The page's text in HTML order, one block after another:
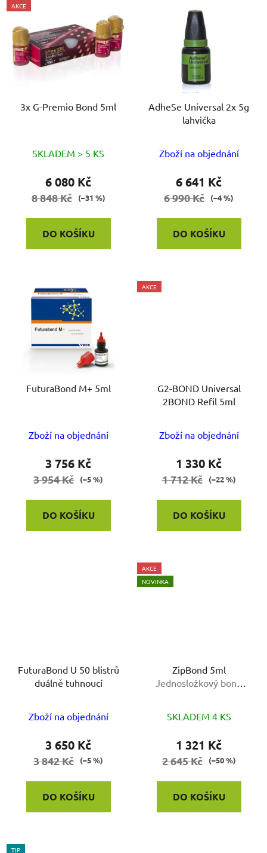
AKCE
3x G-Premio Bond 5ml
SKLADEM > 5 KS
6 080 Kč
8 848 Kč (–31 %)
DO KOŠÍKU
AdheSe Universal 2x 5g
lahvička
Zboží na objednání
6 641 Kč
6 990 Kč (–4 %)
DO KOŠÍKU
FuturaBond M+ 5ml
Zboží na objednání
3 756 Kč
3 954 Kč (–5 %)
DO KOŠÍKU
AKCE
G2-BOND Universal
2BOND Refil 5ml
Zboží na objednání
1 330 Kč
1 712 Kč (–22 %)
DO KOŠÍKU
FuturaBond U 50 blistrů
duálně tuhnoucí
Zboží na objednání
3 650 Kč
3 842 Kč (–5 %)
DO KOŠÍKU
AKCE
NOVINKA
ZipBond 5ml
Jednosložkový bond
SKLADEM 4 KS
1 321 Kč
2 645 Kč (–50 %)
DO KOŠÍKU
TIP